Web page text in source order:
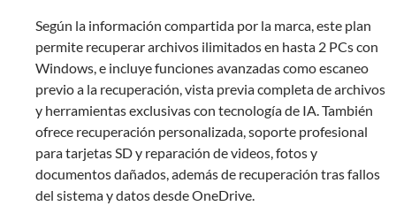
Según la información compartida por la marca, este plan
permite recuperar archivos ilimitados en hasta 2 PCs con
Windows, e incluye funciones avanzadas como escaneo
previo a la recuperación, vista previa completa de archivos
y herramientas exclusivas con tecnología de IA. También
ofrece recuperación personalizada, soporte profesional
para tarjetas SD y reparación de videos, fotos y
documentos dañados, además de recuperación tras fallos
del sistema y datos desde OneDrive.